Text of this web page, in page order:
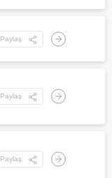
Paylaş
Paylaş
Paylaş